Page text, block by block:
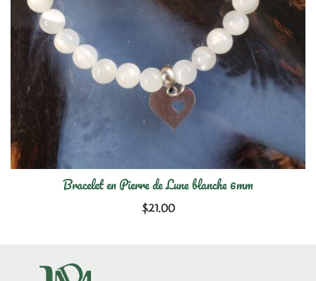
Bracelet en Pierre de Lune blanche 6mm
$21.00